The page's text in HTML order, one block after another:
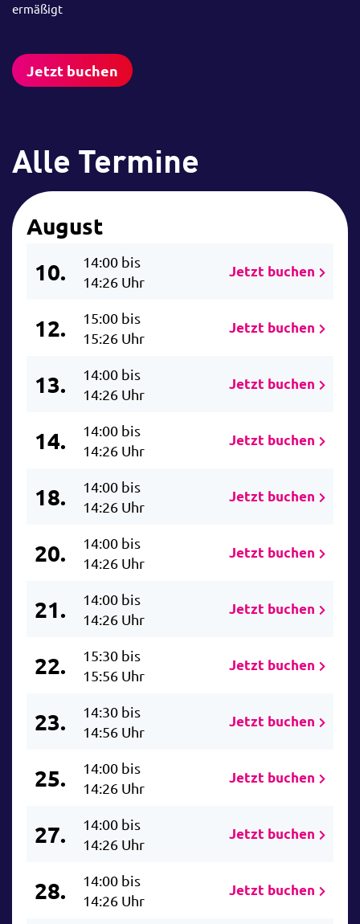
ermäßigt
Jetzt buchen
Alle Termine
August
10.
14:00 bis
14:26 Uhr
Jetzt buchen
12.
15:00 bis
15:26 Uhr
Jetzt buchen
13.
14:00 bis
14:26 Uhr
Jetzt buchen
14.
14:00 bis
14:26 Uhr
Jetzt buchen
18.
14:00 bis
14:26 Uhr
Jetzt buchen
20.
14:00 bis
14:26 Uhr
Jetzt buchen
21.
14:00 bis
14:26 Uhr
Jetzt buchen
22.
15:30 bis
15:56 Uhr
Jetzt buchen
23.
14:30 bis
14:56 Uhr
Jetzt buchen
25.
14:00 bis
14:26 Uhr
Jetzt buchen
27.
14:00 bis
14:26 Uhr
Jetzt buchen
28.
14:00 bis
14:26 Uhr
Jetzt buchen